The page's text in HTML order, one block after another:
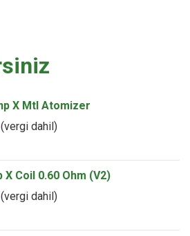
X Mtl Atomizer
(vergi dahil)
X Coil 0.60 Ohm (V2)
(vergi dahil)